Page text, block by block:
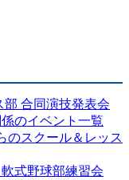
合同演技発表会
のイベント一覧
のスクール＆レッス
式野球部練習会